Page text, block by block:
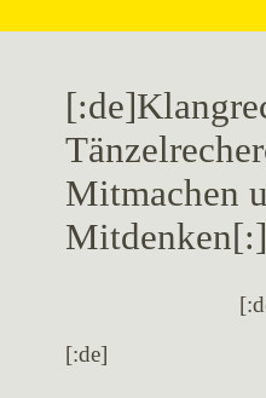
Mitmachen
Mitdenken[:]
[:de]